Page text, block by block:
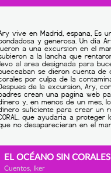
EL OCÉANO SIN CORALES
Cuentos, Iker